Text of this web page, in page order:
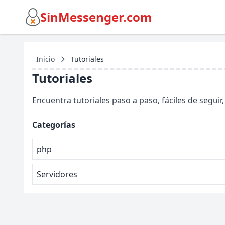
SinMessenger.com
Inicio Tutoriales
Tutoriales
Encuentra tutoriales paso a paso, fáciles de
Categorías
php
Servidores